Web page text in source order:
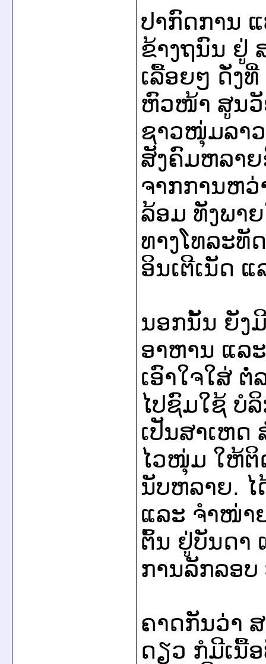
ປາກົດການ
ຂ້າງ​ຖນົນ ຢູ່
ເລື້ອຍໆ ດັ່ງ​
ຫົວໜ້າ ສູນ​
ຊາວໜຸ່ມລາ
ສັງຄົມ​ຫລາ
ຈາກ​ການ​ຫວ່
ລ້ອມ ທັງ​ພາ
ທາງ​ໂທລະທັ
ອິນ​ເຕີ​ເນັດ
ນອກ​ນັ້ນ ຍັງ​
ອາຫານ ​ແລ
ເອົາ​ໃຈ​ໃສ່
ໄປ​ຊົມ​​ໃຊ້ ບໍ
ເປັນສາ​ເຫດ
ໄວໜຸ່ມ​ ໃຫ້​ຕິ
ນັບ​ຫລາຍ. ​ໄ
ແລະ ​ຈຳໜ່າ
ຕົ້ນ ຢູ່​ບັນດາ
ການ​ລັກລອບ
ຄາດ​ກັນ​ວ່າ
ດຽວ ກໍ​ມີ​ເນື້